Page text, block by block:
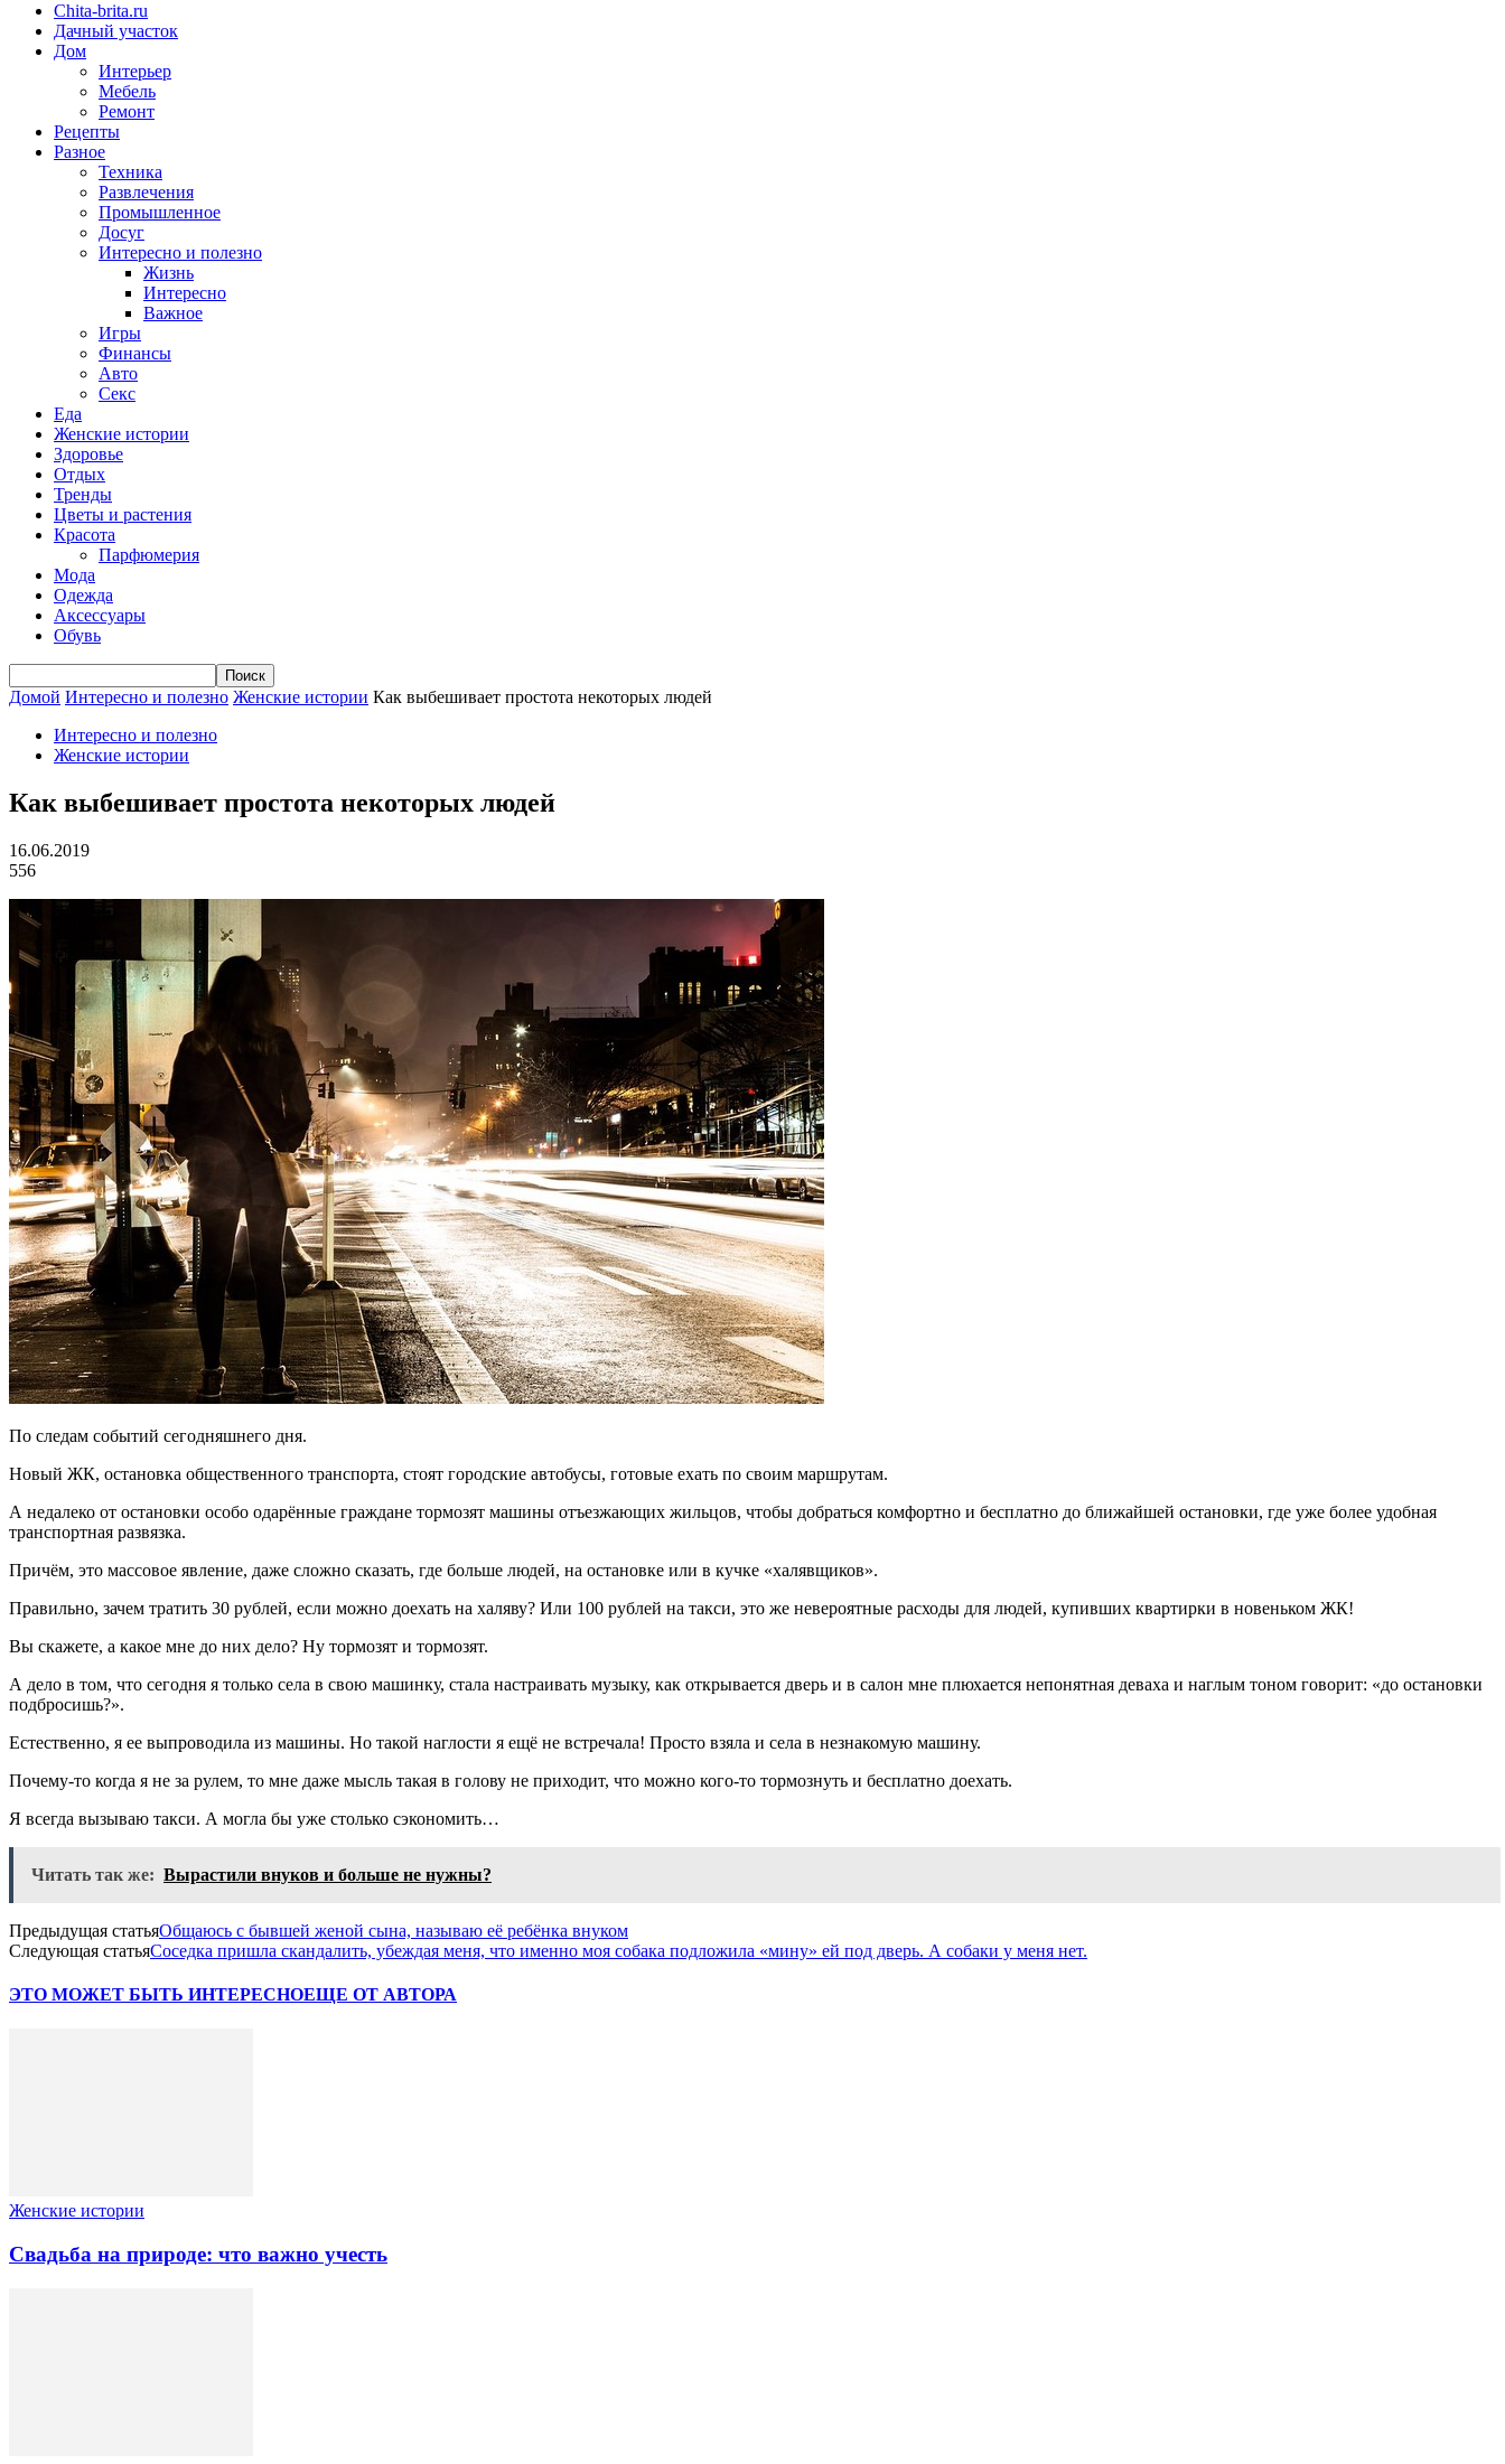
Chita-brita.ru
Дачный участок
Дом
Интерьер
Мебель
Ремонт
Рецепты
Разное
Техника
Развлечения
Промышленное
Досуг
Интересно и полезно
Жизнь
Интересно
Важное
Игры
Финансы
Авто
Секс
Еда
Женские истории
Здоровье
Отдых
Тренды
Цветы и растения
Красота
Парфюмерия
Мода
Одежда
Аксессуары
Обувь
Домой Интересно и полезно Женские истории Как выбешивает простота некоторых людей
Интересно и полезно
Женские истории
Как выбешивает простота некоторых людей
16.06.2019
556
По следам событий сегодняшнего дня.
Новый ЖК, остановка общественного транспорта, стоят городские автобусы, готовые ехать по своим маршрутам.
А недалеко от остановки особо одарённые граждане тормозят машины отъезжающих жильцов, чтобы добраться комфортно и бесплатно до ближайшей остановки, где уже более удобная
транспортная развязка.
Причём, это массовое явление, даже сложно сказать, где больше людей, на остановке или в кучке «халявщиков».
Правильно, зачем тратить 30 рублей, если можно доехать на халяву? Или 100 рублей на такси, это же невероятные расходы для людей, купивших квартирки в новеньком ЖК!
Вы скажете, а какое мне до них дело? Ну тормозят и тормозят.
А дело в том, что сегодня я только села в свою машинку, стала настраивать музыку, как открывается дверь и в салон мне плюхается непонятная деваха и наглым тоном говорит: «до остановки
подбросишь?».
Естественно, я ее выпроводила из машины. Но такой наглости я ещё не встречала! Просто взяла и села в незнакомую машину.
Почему-то когда я не за рулем, то мне даже мысль такая в голову не приходит, что можно кого-то тормознуть и бесплатно доехать.
Я всегда вызываю такси. А могла бы уже столько сэкономить…
Читать так же: Вырастили внуков и больше не нужны?
Предыдущая статьяОбщаюсь с бывшей женой сына, называю её ребёнка внуком
Следующая статьяСоседка пришла скандалить, убеждая меня, что именно моя собака подложила «мину» ей под дверь. А собаки у меня нет.
ЭТО МОЖЕТ БЫТЬ ИНТЕРЕСНОЕЩЕ ОТ АВТОРА
Женские истории
Свадьба на природе: что важно учесть